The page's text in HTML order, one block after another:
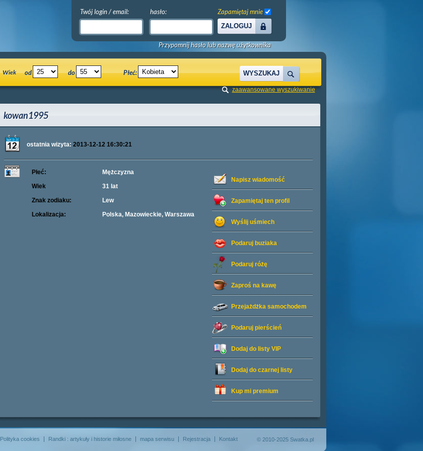
Twój login / email: hasło:
ZALOGUJ
Zapamiętaj mnie
Przypomnij hasło lub nazwę użytkownika
Wiek od do Płeć: WYSZUKAJ
zaawansowane wyszukiwanie
kowan1995
ostatnia wizyta: 2013-12-12 16:30:21
Napisz wiadomość
Zapamiętaj ten profil
Wyślij uśmiech
Podaruj buziaka
Podaruj różę
Zaproś na kawę
Przejażdżka samochodem
Podaruj pierścień
Dodaj do listy VIP
Dodaj do czarnej listy
Kup mi premium
Płeć:
Mężczyzna
Wiek
31 lat
Znak zodiaku:
Lew
Lokalizacja:
Polska, Mazowieckie, Warszawa
Polityka cookies Randki : artykuły i historie miłosne mapa serwisu Rejestracja Kontakt © 2010-2025 Swatka.pl